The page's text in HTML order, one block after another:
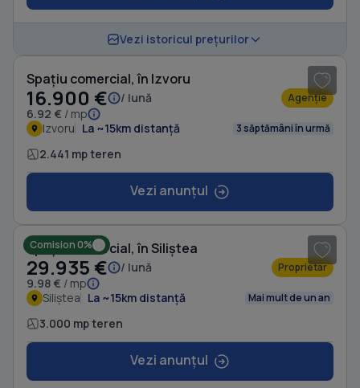
Vezi istoricul prețurilor
Spațiu comercial, în Izvoru
16.900 €
/ lună
6.92 € / mp
Agenție
Izvoru La ~15km distanță 3 săptămâni în urmă
2.441 mp teren
Vezi anunțul
Comision 0%
Spațiu comercial, în Siliștea
29.935 €
/ lună
9.98 € / mp
Proprietar
Siliștea La ~15km distanță Mai mult de un an
3.000 mp teren
Vezi anunțul